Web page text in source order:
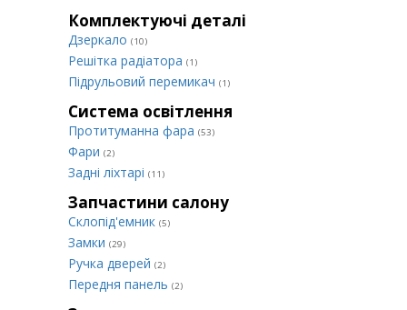
Комплектуючі деталі
Дзеркало (10)
Решітка радіатора (1)
Підрульовий перемикач (1)
Система освітлення
Протитуманна фара (53)
Фари (2)
Задні ліхтарі (11)
Запчастини салону
Склопід'емник (5)
Замки (29)
Ручка дверей (2)
Передня панель (2)